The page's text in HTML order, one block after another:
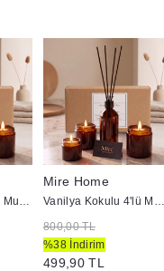
Amber Kokulu 4'lü Mum ve Ortam Kokusu Seti 100 ml
Mire Home
Vanilya Kokulu 4'lü Mum ve Ortam Kokusu Seti 100 ml
800,00 TL
%38 İndirim
499,90 TL